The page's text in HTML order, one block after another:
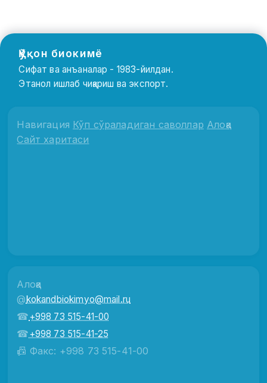
Қўқон биокимё
Сифат ва анъаналар - 1983-йилдан.
Этанол ишлаб чиқариш ва экспорт.
Навигация Кўп сўраладиган саволлар Алоқа
Сайт харитаси
Алоқа
@kokandbiokimyo@mail.ru
☎+998 73 515-41-00
☎+998 73 515-41-25
📠 Факс: +998 73 515-41-00